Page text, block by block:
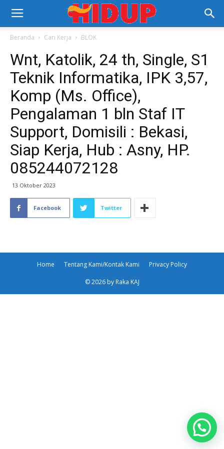
Beranda Cari Kerja BLOK
Wnt, Katolik, 24 th, Single, S1
Teknik Informatika, IPK 3,57,
Komp (Ms. Office),
Pengalaman 1 bln Staf IT
Support, Domisili : Bekasi,
Siap Kerja, Hub : Asny, HP.
085244072128
13 Oktober 2023
Facebook Twitter
Home Tentang Kami/Kontak Kami Privacy Policy
© 2026 by Raka KAJ